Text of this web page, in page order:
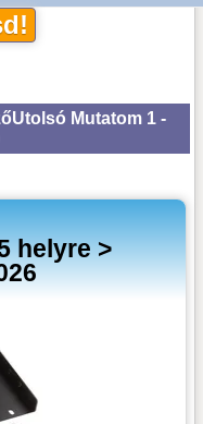
Utolsó Mutatom 1 -
helyre >